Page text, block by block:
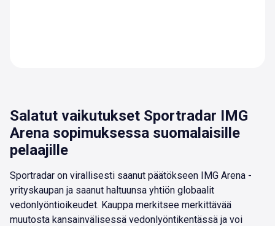
Salatut vaikutukset Sportradar IMG
Arena sopimuksessa suomalaisille
pelaajille
Sportradar on virallisesti saanut päätökseen IMG Arena -
yrityskaupan ja saanut haltuunsa yhtiön globaalit
vedonlyöntioikeudet. Kauppa merkitsee merkittävää
muutosta kansainvälisessä vedonlyöntikentässä ja voi